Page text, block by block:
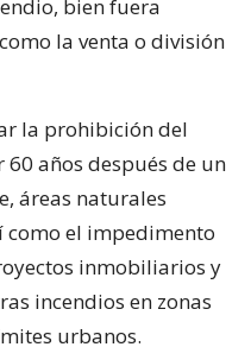
bien fuera
la venta o división
la prohibición del
años después de un
áreas naturales
como el impedimento
inmobiliarios y
incendios en zonas
urbanos.